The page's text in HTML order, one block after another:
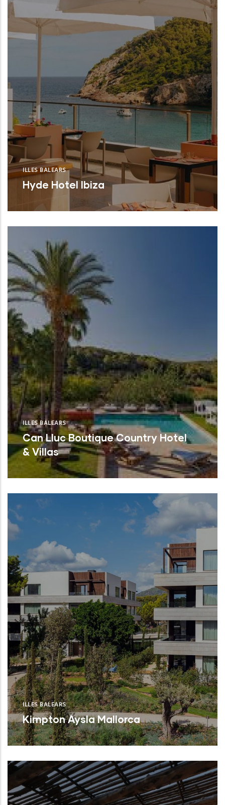
ILLES BALEARS
Hyde Hotel Ibiza
ILLES BALEARS
Can Lluc Boutique Country Hotel
& Villas
EnCan Lluc Boutique Country Hotel & V
ILLES BALEARS
Kimpton Aysla Mallorca